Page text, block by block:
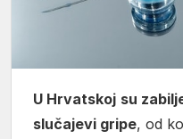
U Hrvatskoj su
slučajevi gripe, od